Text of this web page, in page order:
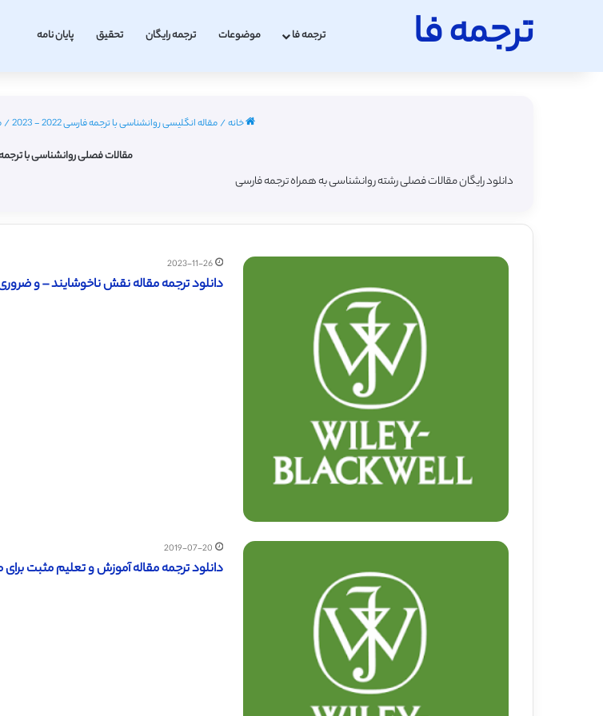
ترجمه فا ترجمه فا موضوعات ترجمه رایگان تحقیق پایان نامه
خانه/مقاله انگلیسی روانشناسی با ترجمه فارسی 2022 - 2023 /
مقالات فصلی روانشناسی با
دانلود رایگان مقالات فصلی رشته روانشناسی به همراه ترجمه فارسی
2023-11-26
دانلود ترجمه مقاله نقش ناخوشایند – و ضروری
2019-07-20
دانلود ترجمه مقاله آموزش و تعلیم مثبت برای